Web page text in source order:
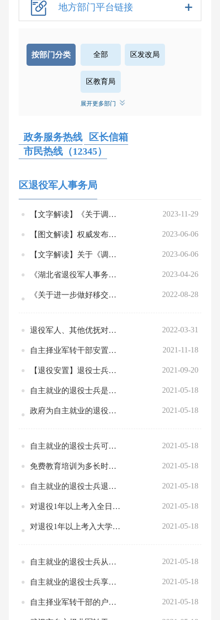
地方部门平台链接
按部门分类 全部 区发改局
区教育局
区经济信息化和科技创新局
区民政局
区自然资源和城乡建设局
区住房和城市更新局
区交通运输局
区水务和湖泊局
区农业农村局
区文化和旅游局
区退役军人事务局
区统计局 区医疗保障局
区行政审批局
区公安分局
展开更多部门
政务服务热线
区长信箱
市民热线（12345）
区退役军人事务局
【文字解读】《关于调整部分优抚对象等人员抚恤和生活补助标准的通知》 2023-11-29
【图文解读】权威发布！湖北调整部分残疾军人等伤残人员护理费标准 2023-06-06
【文字解读】关于《调整部分残疾军人等伤残人员护理费标准的通知》的解读 2023-06-06
《湖北省退役军人事务系统行政裁量权基准》 2023-04-26
《关于进一步做好移交政府安置的军队离休退休干部养老服务工作的通知》政策解读 2022-08-28
退役军人、其他优抚对象优待证申领发放工作有关政策解答 2022-03-31
自主择业军转干部安置管理工作常见问题解答 2021-11-18
【退役安置】退役士兵关心的安置问题，答案在这里 2021-09-20
自主就业的退役士兵是否可以不回安置地报到？报到时间是如何规定的？ 2021-05-18
政府为自主就业的退役士兵组织的免费教育培训有哪些类型？ 2021-05-18
自主就业的退役士兵可以自己选择免费教育培训机构吗？ 2021-05-18
免费教育培训为多长时间？ 2021-05-18
自主就业的退役士兵退役1年内报考普通高等学校以及接受成人教育的，可以享受哪些优惠待遇？ 2021-05-18
对退役1年以上考入全日制普通高等学校的自主就业退役士兵，有什么优惠政策？ 2021-05-18
对退役1年以上考入大学的自主就业退役士兵的教育资助流程是怎样规定的？ 2021-05-18
自主就业的退役士兵从事个体经营或创办经济实体资金不足时，如何申请小额担保贷款？ 2021-05-18
自主就业的退役士兵享受哪些待遇？ 2021-05-18
自主择业军转干部的户口可以迁移吗？ 2021-05-18